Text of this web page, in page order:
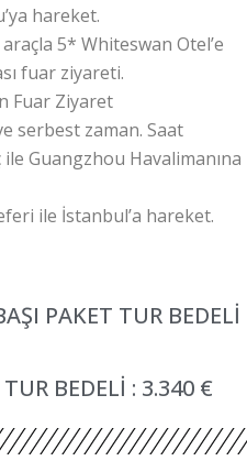
hareket.
araçla 5* Whiteswan Otel’e
fuar ziyareti.
Fuar Ziyaret
serbest zaman. Saat
Guangzhou Havalimanına
ile İstanbul’a hareket.
PAKET TUR BEDELİ
BEDELİ : 3.340 €